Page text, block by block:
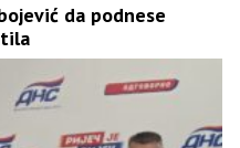
da podnese